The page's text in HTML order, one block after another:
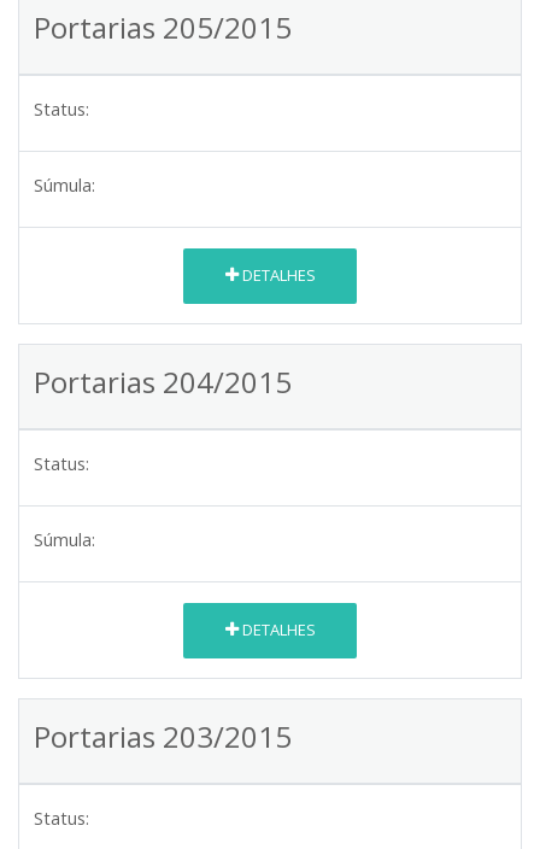
Portarias 205/2015
Status:
Súmula:
DETALHES
Portarias 204/2015
Status:
Súmula:
DETALHES
Portarias 203/2015
Status: